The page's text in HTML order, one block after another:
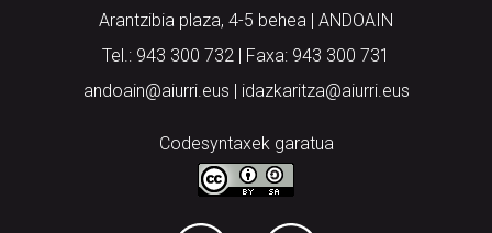
Arantzibia plaza, 4-5 behea | ANDOAIN
Tel.: 943 300 732 | Faxa: 943 300 731
andoain@aiurri.eus | idazkaritza@aiurri.eus
Codesyntaxek garatua